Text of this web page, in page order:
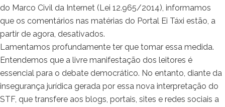
do Marco Civil da Internet (Lei 12.965/2014), informamos
que os comentários nas matérias do Portal Ei Táxi estão, a
partir de agora, desativados.
Lamentamos profundamente ter que tomar essa medida.
Entendemos que a livre manifestação dos leitores é
essencial para o debate democrático. No entanto, diante da
insegurança jurídica gerada por essa nova interpretação do
STF, que transfere aos blogs, portais, sites e redes sociais a